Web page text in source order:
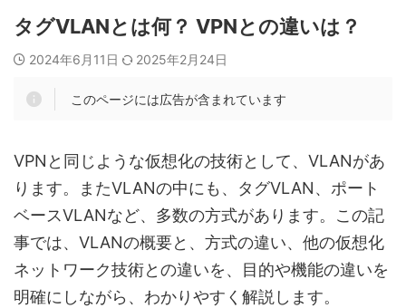
タグVLANとは何？ VPNとの違いは？
2024年6月11日 2025年2月24日
このページには広告が含まれています
VPNと同じような仮想化の技術として、VLANがあ
ります。またVLANの中にも、タグVLAN、ポート
ベースVLANなど、多数の方式があります。この記
事では、VLANの概要と、方式の違い、他の仮想化
ネットワーク技術との違いを、目的や機能の違いを
明確にしながら、わかりやすく解説します。